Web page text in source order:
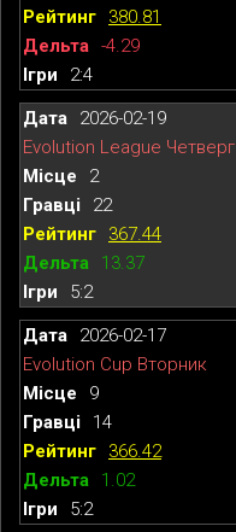
380.81
-4.29
2:4
2026-02-19
Evolution League Четверг
2
22
367.44
13.37
5:2
2026-02-17
Evolution Cup Вторник
9
14
366.42
1.02
5:2